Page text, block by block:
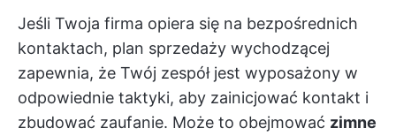
Jeśli Twoja firma opiera się na bezpośrednich
kontaktach, plan sprzedaży wychodzącej
zapewnia, że Twój zespół jest wyposażony w
odpowiednie taktyki, aby zainicjować kontakt i
zbudować zaufanie. Może to obejmować zimne